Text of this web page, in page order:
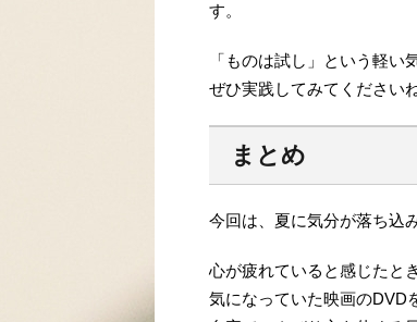
す。
「ものは試し」という軽い
ぜひ実践してみてくださいね
まとめ
今回は、夏に気分が落ち込
心が疲れていると感じたと
気になっていた映画のDVD